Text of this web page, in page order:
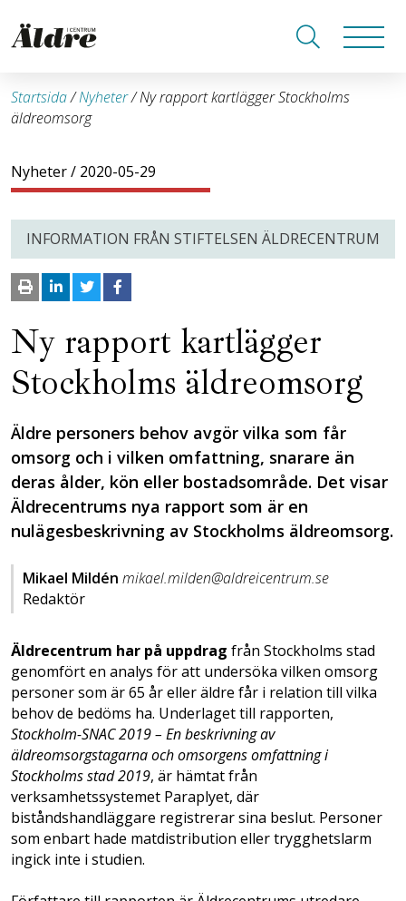
Startsida/Nyheter/Ny rapport kartlägger Stockholms
äldreomsorg
Nyheter/ 2020-05-29
INFORMATION FRÅN STIFTELSEN ÄLDRECENTRUM
Ny rapport kartlägger
Stockholms äldreomsorg
Äldre personers behov avgör vilka som får
omsorg och i vilken omfattning, snarare än
deras ålder, kön eller bostadsområde. Det visar
Äldrecentrums nya rapport som är en
nulägesbeskrivning av Stockholms äldreomsorg.
Mikael Mildén mikael.milden@aldreicentrum.se
Redaktör
Äldrecentrum har på uppdrag från Stockholms stad
genomfört en analys för att undersöka vilken omsorg
personer som är 65 år eller äldre får i relation till vilka
behov de bedöms ha. Underlaget till rapporten,
Stockholm-SNAC 2019 – En beskrivning av
äldreomsorgstagarna och omsorgens omfattning i
Stockholms stad 2019, är hämtat från
verksamhetssystemet Paraplyet, där
biståndshandläggare registrerar sina beslut. Personer
som enbart hade matdistribution eller trygghetslarm
ingick inte i studien.